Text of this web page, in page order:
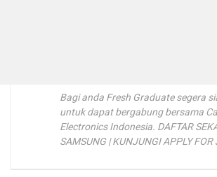
Bagi anda Fresh Graduate segera
untuk dapat bergabung bersama
Electronics Indonesia. DAFTAR
SAMSUNG | KUNJUNGI APPLY FOR